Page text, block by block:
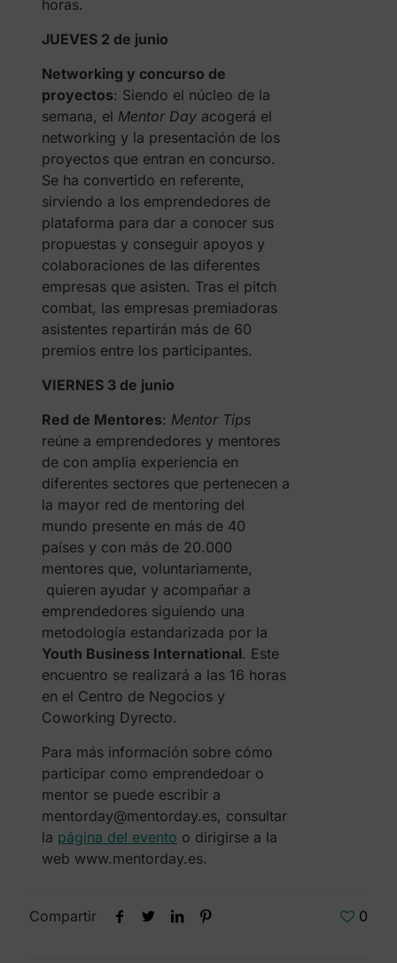
horas.
JUEVES 2 de junio
Networking y concurso de
proyectos: Siendo el núcleo de la
semana, el Mentor Dayacogerá el
networking y la presentación de los
proyectos que entran en concurso.
Se ha convertido en referente,
sirviendo a los emprendedores de
plataforma para dar a conocer sus
propuestas y conseguir apoyos y
colaboraciones de las diferentes
empresas que asisten. Tras el pitch
combat, las empresas premiadoras
asistentes repartirán más de 60
premios entre los participantes.
VIERNES 3 de junio
Red de Mentores: Mentor Tips
reúne a emprendedores y mentores
de con amplia experiencia en
diferentes sectores que pertenecen a
la mayor red de mentoring del
mundo presente en más de 40
países y con más de 20.000
mentores que, voluntariamente,
quieren ayudar y acompañar a
emprendedores siguiendo una
metodología estandarizada por la
Youth Business International. Este
encuentro se realizará a las 16 horas
en el Centro de Negocios y
Coworking Dyrecto.
Para más información sobre cómo
participar como emprendedoar o
mentor se puede escribir a
mentorday@mentorday.es, consultar
la página del evento o dirigirse a la
web www.mentorday.es.
Compartir 0